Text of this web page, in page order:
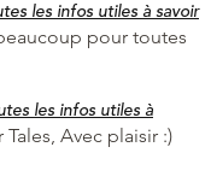
les infos utiles à savoir
pour toutes
les infos utiles à
Tales, Avec plaisir :)